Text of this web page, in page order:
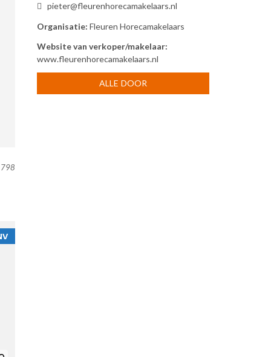
pieter@fleurenhorecamakelaars.nl
Organisatie: Fleuren Horecamakelaars
Website van verkoper/makelaar:
www.fleurenhorecamakelaars.nl
ALLE DOOR